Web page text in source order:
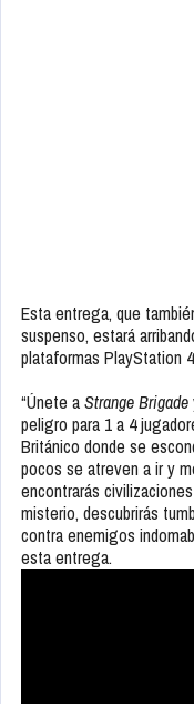
Esta entrega, que
suspenso, estará
plataformas PlayStation
“Únete aStrange Brigade
peligro para 1 a 4
Británico donde se
pocos se atreven a ir y
encontrarás
misterio, descubrirás
contra enemigos
esta entrega.